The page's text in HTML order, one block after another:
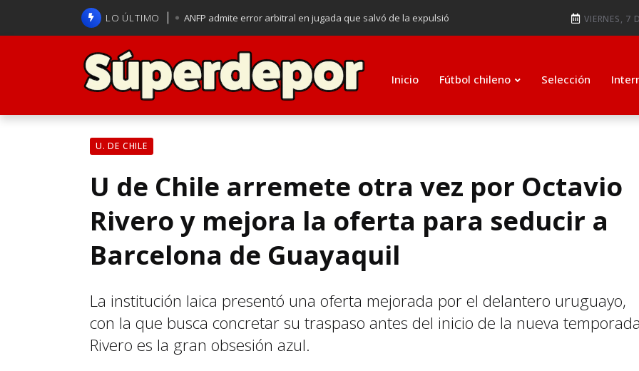
LO ÚLTIMO ANFP admite error arbitral en jugada que salvó de la expulsió
La U se aferra a la esperanza de clasificar a octavos de
Brasil anuncia a Carlo Ancelotti como su nuevo entrenador para
VIERNES, 7
Inicio Fútbol chileno Selección
U. DE CHILE
U de Chile arremete otra vez por Octavio
Rivero y mejora la oferta para seducir a
Barcelona de Guayaquil
La institución laica presentó una oferta mejorada por el delantero uruguayo,
con la que busca concretar su traspaso antes del inicio de la nueva
Rivero es la gran obsesión azul.